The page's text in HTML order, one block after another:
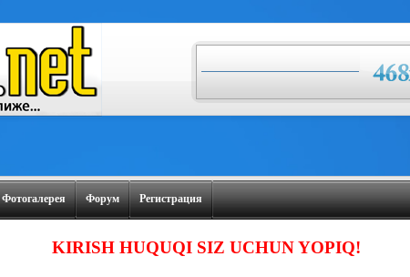
Фотогалерея Форум Регистрация
KIRISH HUQUQI SIZ UCHUN YOPIQ!